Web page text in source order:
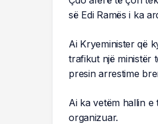
së Edi Ramës i ka
Ai Kryeminister që
trafikut një ministër
presin arrestime
Ai ka vetëm hallin
organizuar.